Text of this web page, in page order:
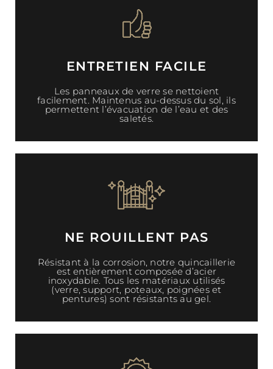
ENTRETIEN FACILE
Les panneaux de verre se nettoient
facilement. Maintenus au-dessus du sol, ils
permettent l’évacuation de l’eau et des
saletés.
NE ROUILLENT PAS
Résistant à la corrosion, notre quincaillerie
est entièrement composée d’acier
inoxydable. Tous les matériaux utilisés
(verre, support, poteaux, poignées et
pentures) sont résistants au gel.